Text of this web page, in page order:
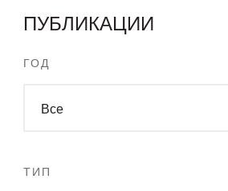
ПУБЛИКАЦИИ
ГОД
Все
ТИП